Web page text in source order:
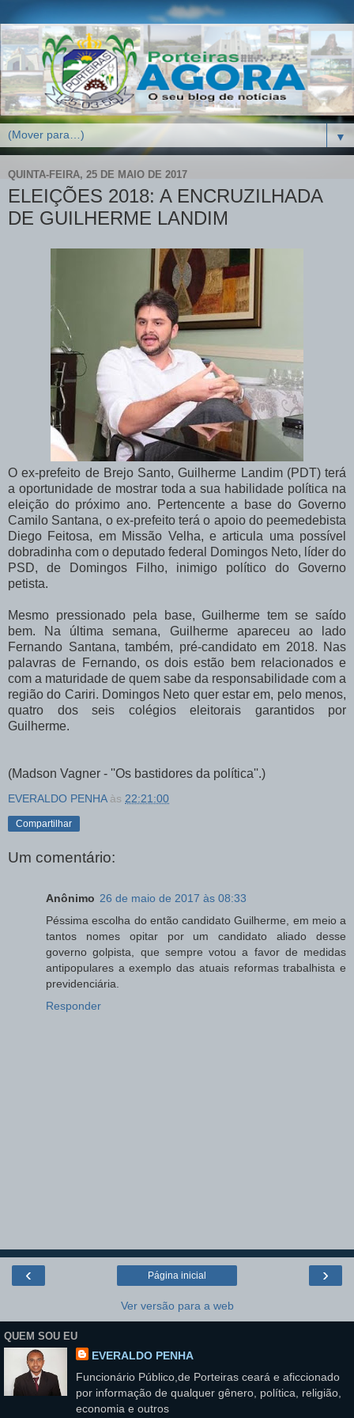
▼
QUINTA-FEIRA, 25 DE MAIO DE 2017
ELEIÇÕES 2018: A ENCRUZILHADA
DE GUILHERME LANDIM
O ex-prefeito de Brejo Santo, Guilherme Landim (PDT) terá
a oportunidade de mostrar toda a sua habilidade política na
eleição do próximo ano. Pertencente a base do Governo
Camilo Santana, o ex-prefeito terá o apoio do peemedebista
Diego Feitosa, em Missão Velha, e articula uma possível
dobradinha com o deputado federal Domingos Neto, líder do
PSD, de Domingos Filho, inimigo político do Governo
petista.
Mesmo pressionado pela base, Guilherme tem se saído
bem. Na última semana, Guilherme apareceu ao lado
Fernando Santana, também, pré-candidato em 2018. Nas
palavras de Fernando, os dois estão bem relacionados e
com a maturidade de quem sabe da responsabilidade com a
região do Cariri. Domingos Neto quer estar em, pelo menos,
quatro dos seis colégios eleitorais garantidos por
Guilherme.
(Madson Vagner - ''Os bastidores da política''.)
EVERALDO PENHA às 22:21:00
Compartilhar
Um comentário:
Anônimo 26 de maio de 2017 às 08:33
Péssima escolha do então candidato Guilherme, em meio a
tantos nomes opitar por um candidato aliado desse
governo golpista, que sempre votou a favor de medidas
antipopulares a exemplo das atuais reformas trabalhista e
previdenciária.
Responder
‹ ›
Página inicial
Ver versão para a web
QUEM SOU EU
EVERALDO PENHA
Funcionário Público,de Porteiras ceará e aficcionado
por informação de qualquer gênero, política, religião,
economia e outros